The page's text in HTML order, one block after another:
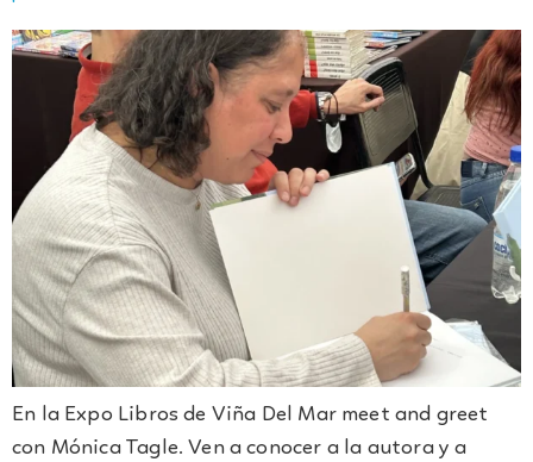
En la Expo Libros de Viña Del Mar meet and greet
con Mónica Tagle. Ven a conocer a la autora y a